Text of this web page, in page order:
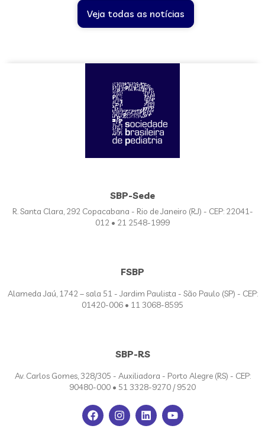
Veja todas as notícias
SBP-Sede
R. Santa Clara, 292 Copacabana - Rio de Janeiro (RJ) - CEP: 22041-
012 • 21 2548-1999
FSBP
Alameda Jaú, 1742 – sala 51 - Jardim Paulista - São Paulo (SP) - CEP:
01420-006 • 11 3068-8595
SBP-RS
Av. Carlos Gomes, 328/305 - Auxiliadora - Porto Alegre (RS) - CEP:
90480-000 • 51 3328-9270 / 9520